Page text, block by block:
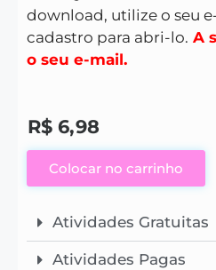
download, utilize o seu
cadastro para abri-lo. A
o seu e-mail.
R$ 6,98
Colocar no carrinho
Atividades Gratuitas
Atividades Pagas